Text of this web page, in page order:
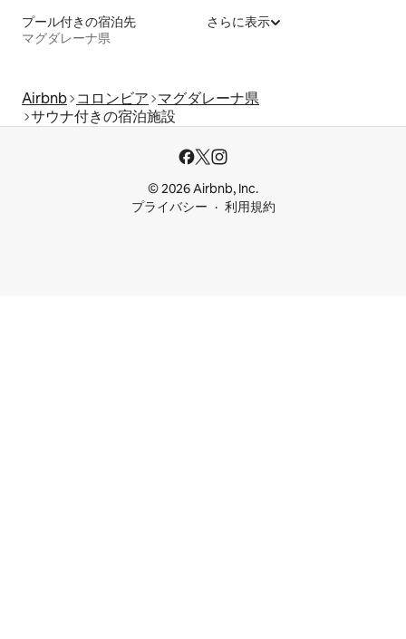
プール付きの宿泊先
マグダレーナ県
さらに表示
Airbnb コロンビア マグダレーナ県
サウナ付きの宿泊施設
© 2026 Airbnb, Inc.
プライバシー
利用規約